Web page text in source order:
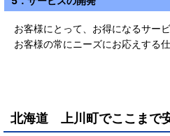
お客様にとって、お得になるサービ
お客様の常にニーズにお応えする
北海道 上川町でここまで